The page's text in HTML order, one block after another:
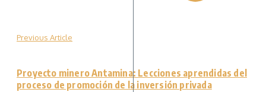
Previous Article
Proyecto minero Antamina: Lecciones aprendidas del
proceso de promoción de la inversión privada